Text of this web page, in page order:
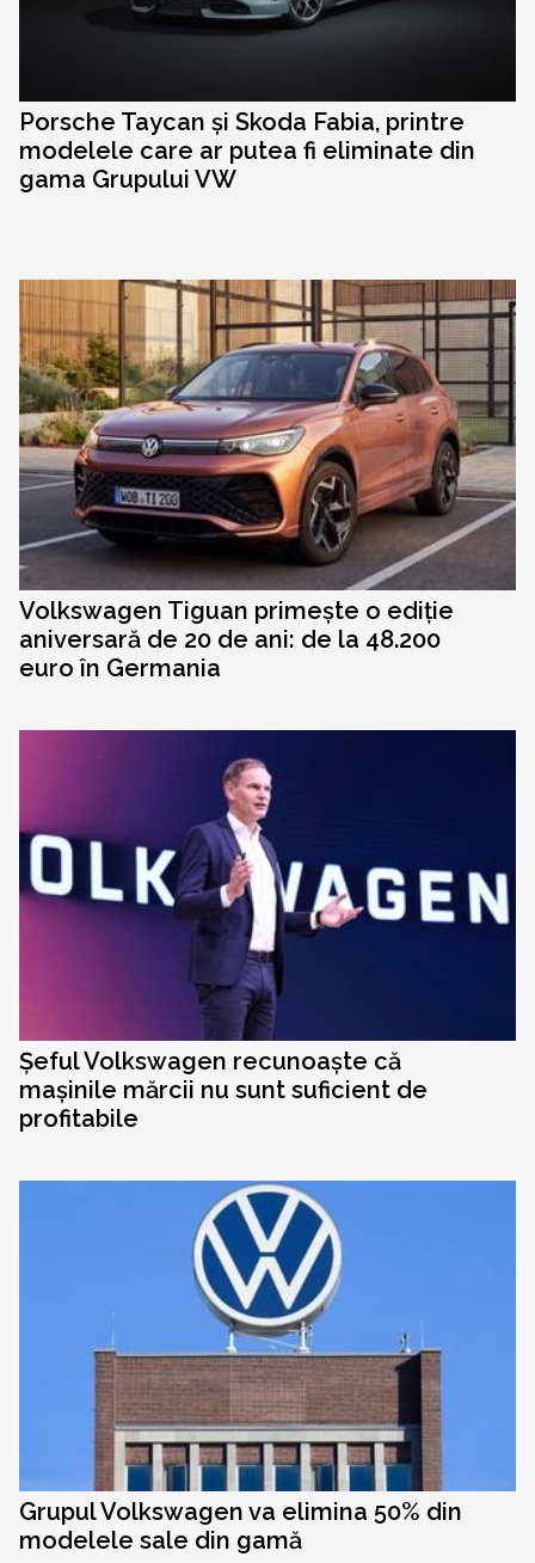
Porsche Taycan și Skoda Fabia, printre
modelele care ar putea fi eliminate din
gama Grupului VW
Volkswagen Tiguan primește o ediție
aniversară de 20 de ani: de la 48.200
euro în Germania
Șeful Volkswagen recunoaște că
mașinile mărcii nu sunt suficient de
profitabile
Grupul Volkswagen va elimina 50% din
modelele sale din gamă